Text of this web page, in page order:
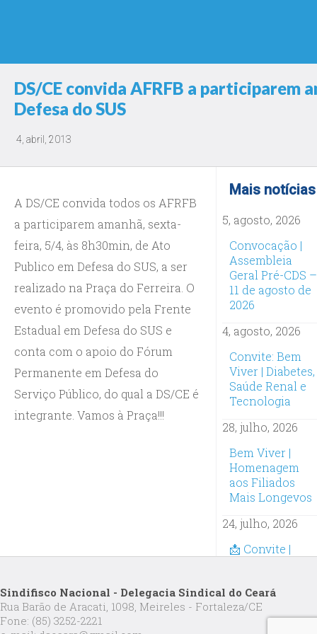
DS/CE convida AFRFB a participarem
Defesa do SUS
4, abril, 2013
A DS/CE convida todos os AFRFB
a participarem amanhã, sexta-
feira, 5/4, às 8h30min, de Ato
Publico em Defesa do SUS, a ser
realizado na Praça do Ferreira. O
evento é promovido pela Frente
Estadual em Defesa do SUS e
conta com o apoio do Fórum
Permanente em Defesa do
Serviço Público, do qual a DS/CE é
integrante. Vamos à Praça!!!
Mais notícias
5, agosto, 2026
Convocação |
Assembleia
Geral Pré-CDS –
11 de agosto de
2026
4, agosto, 2026
Convite: Bem
Viver | Diabetes,
Saúde Renal e
Tecnologia
28, julho, 2026
Bem Viver |
Homenagem
aos Filiados
Mais Longevos
24, julho, 2026
📩 Convite |
Artificial na
Prática:
Inscrições
Sindifisco Nacional - Delegacia Sindical do Ceará
Rua Barão de Aracati, 1098, Meireles - Fortaleza/CE
Fone: (85) 3252-2221